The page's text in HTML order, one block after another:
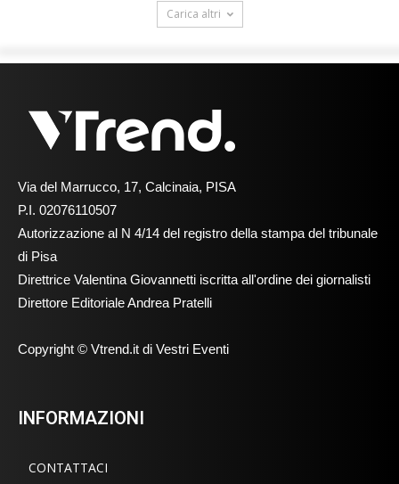
Carica altri
Via del Marrucco, 17, Calcinaia, PISA
P.I. 02076110507
Autorizzazione al N 4/14 del registro della stampa del tribunale
di Pisa
Direttrice Valentina Giovannetti iscritta all'ordine dei giornalisti
Direttore Editoriale Andrea Pratelli
Copyright © Vtrend.it di Vestri Eventi
INFORMAZIONI
CONTATTACI